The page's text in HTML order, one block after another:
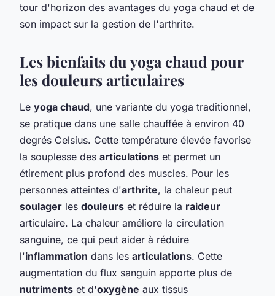
tour d'horizon des avantages du yoga chaud et de
son impact sur la gestion de l'arthrite.
Les bienfaits du yoga chaud pour
les douleurs articulaires
Le yoga chaud, une variante du yoga traditionnel,
se pratique dans une salle chauffée à environ 40
degrés Celsius. Cette température élevée favorise
la souplesse des articulations et permet un
étirement plus profond des muscles. Pour les
personnes atteintes d'arthrite, la chaleur peut
soulager les douleurs et réduire la raideur
articulaire. La chaleur améliore la circulation
sanguine, ce qui peut aider à réduire
l'inflammation dans les articulations. Cette
augmentation du flux sanguin apporte plus de
nutriments et d'oxygène aux tissus